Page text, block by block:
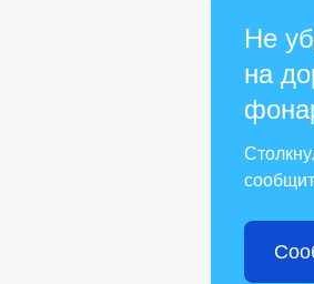
Не
на